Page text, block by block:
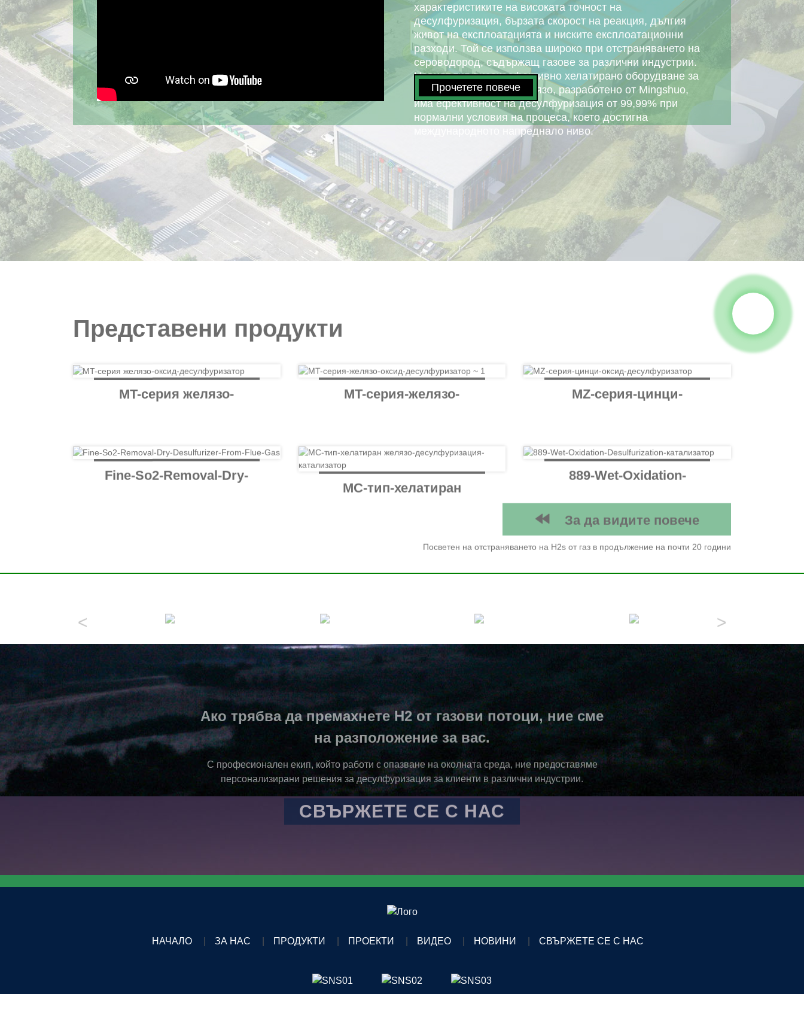
характеристиките на високата точност на
десулфуризация, бързата скорост на реакция, дългия
живот на експлоатацията и ниските експлоатационни
разходи. Той се използва широко при отстраняването на
сероводород, съдържащ газове за различни индустрии.
Новият тип високоефективно хелатирано оборудване за
десулфуризация на желязо, разработено от Mingshuo,
има ефективност на десулфуризация от 99,99% при
нормални условия на процеса, което достигна
международното напреднало ниво.
Прочетете повече
Представени продукти
MT-серия желязо-
десулфуризатор
MT-серия-желязо-
десулфуризатор ~ 1
MZ-серия-цинци-
десулфуризатор
Fine-So2-Removal-Dry-
MC-тип-хелатиран
десулфуризация-
катализатор
889-Wet-Oxidation-
Desulfurization-
катализатор
За да видите повече
Посветен на отстраняването на H2s от газ в продължение на почти 20 години
Ако трябва да премахнете H2 от газови потоци, ние сме
на разположение за вас.
С професионален екип, който работи с опазване на околната среда, ние предоставяме
персонализирани решения за десулфуризация за клиенти в различни индустрии.
СВЪРЖЕТЕ СЕ С НАС
НАЧАЛО ЗА НАС ПРОДУКТИ ПРОЕКТИ ВИДЕО НОВИНИ СВЪРЖЕТЕ СЕ С НАС